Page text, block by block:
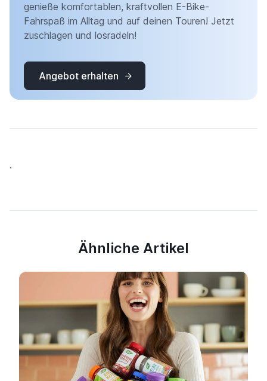
genieße komfortablen, kraftvollen E-Bike-
Fahrspaß im Alltag und auf deinen Touren! Jetzt
zuschlagen und losradeln!
Angebot erhalten
.
Ähnliche Artikel